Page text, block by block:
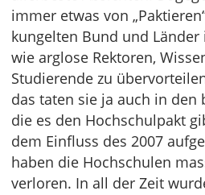
immer etwas von
kungelten Bund und
wie arglose Rektoren,
Studierende zu
das taten sie ja auch in den
die es den Hochschulpakt
dem Einfluss des 2007
haben die Hochschulen
verloren. In all der Zeit